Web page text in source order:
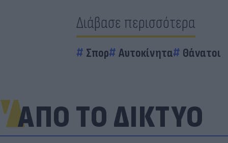
Διάβασε περισσότερα
Σπορ Αυτοκίνητα Θάνατοι
ΑΠΟ ΤΟ ΔΙΚΤΥΟ